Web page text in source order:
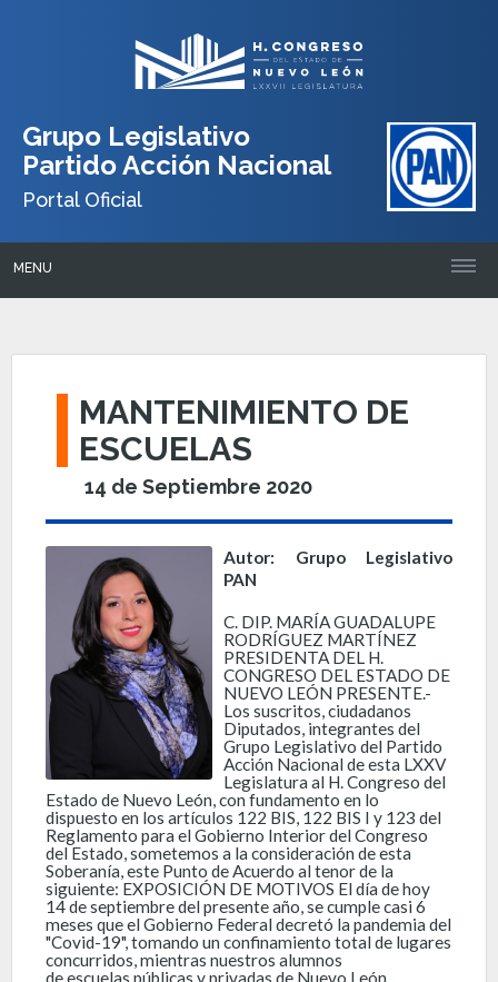
Grupo Legislativo
Partido Acción Nacional
Portal Oficial
MENU
MANTENIMIENTO DE
ESCUELAS
14 de Septiembre 2020
Autor: Grupo Legislativo
PAN
C. DIP. MARÍA GUADALUPE
RODRÍGUEZ MARTÍNEZ
PRESIDENTA DEL H.
CONGRESO DEL ESTADO DE
NUEVO LEÓN PRESENTE.-
Los suscritos, ciudadanos
Diputados, integrantes del
Grupo Legislativo del Partido
Acción Nacional de esta LXXV
Legislatura al H. Congreso del
Estado de Nuevo León, con fundamento en lo
dispuesto en los artículos 122 BIS, 122 BIS I y 123 del
Reglamento para el Gobierno Interior del Congreso
del Estado, sometemos a la consideración de esta
Soberanía, este Punto de Acuerdo al tenor de la
siguiente: EXPOSICIÓN DE MOTIVOS El día de hoy
14 de septiembre del presente año, se cumple casi 6
meses que el Gobierno Federal decretó la pandemia del
"Covid-19", tomando un confinamiento total de lugares
concurridos, mientras nuestros alumnos
de escuelas públicas y privadas de Nuevo León